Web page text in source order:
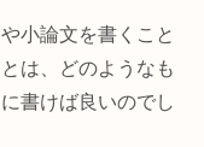
小論文を書くこと
は、どのようなも
書けば良いのでし